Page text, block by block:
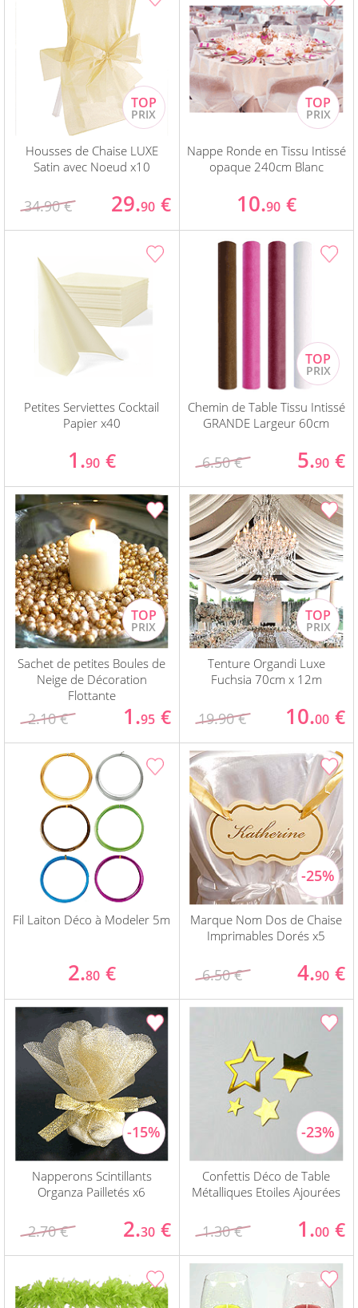
Housses de Chaise LUXE
Satin avec Noeud x10
34.90 € 29.90 €
Nappe Ronde en Tissu Intissé
opaque 240cm Blanc
10.90 €
Petites Serviettes Cocktail
Papier x40
1.90 €
Chemin de Table Tissu Intissé
GRANDE Largeur 60cm
6.50 € 5.90 €
Sachet de petites Boules de
Neige de Décoration
Flottante
2.10 € 1.95 €
Tenture Organdi Luxe
Fuchsia 70cm x 12m
19.90 € 10.00 €
Fil Laiton Déco à Modeler 5m
2.80 €
Marque Nom Dos de Chaise
Imprimables Dorés x5
6.50 € 4.90 €
Napperons Scintillants
Organza Pailletés x6
2.70 € 2.30 €
Confettis Déco de Table
Métalliques Etoiles Ajourées
1.30 € 1.00 €